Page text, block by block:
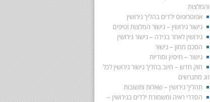
והמלצות
אפוטרופוס ילדים בהליך גירושין
גישור גירושין – גישור המלצות וטיפים
גירושין לאחר בגידה – גישור גירושין
הסכם ממון – גישור
גישור – חיסיון וסודיות
חוק חדש – חיוב בהליך גישור גירושין לכל
זוג מתגרשים
תהליך גירושין – שאלות ותשובות
הסדרי ראיה ומשמורת ילדים בגירושין –